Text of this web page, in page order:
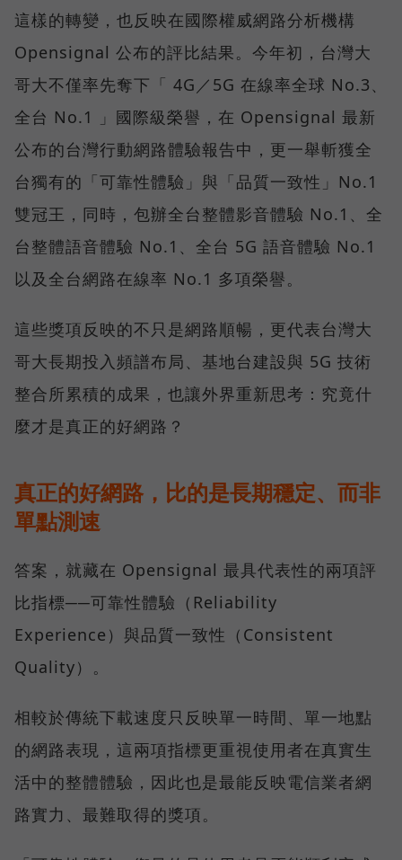
這樣的轉變，也反映在國際權威網路分析機構
Opensignal 公布的評比結果。今年初，台灣大
哥大不僅率先奪下「 4G／5G 在線率全球 No.3、
全台 No.1 」國際級榮譽，在 Opensignal 最新
公布的台灣行動網路體驗報告中，更一舉斬獲全
台獨有的「可靠性體驗」與「品質一致性」No.1
雙冠王，同時，包辦全台整體影音體驗 No.1、全
台整體語音體驗 No.1、全台 5G 語音體驗 No.1
以及全台網路在線率 No.1 多項榮譽。
這些獎項反映的不只是網路順暢，更代表台灣大
哥大長期投入頻譜布局、基地台建設與 5G 技術
整合所累積的成果，也讓外界重新思考：究竟什
麼才是真正的好網路？
真正的好網路，比的是長期穩定、而非
單點測速
答案，就藏在 Opensignal 最具代表性的兩項評
比指標──可靠性體驗（Reliability
Experience）與品質一致性（Consistent
Quality）。
相較於傳統下載速度只反映單一時間、單一地點
的網路表現，這兩項指標更重視使用者在真實生
活中的整體體驗，因此也是最能反映電信業者網
路實力、最難取得的獎項。